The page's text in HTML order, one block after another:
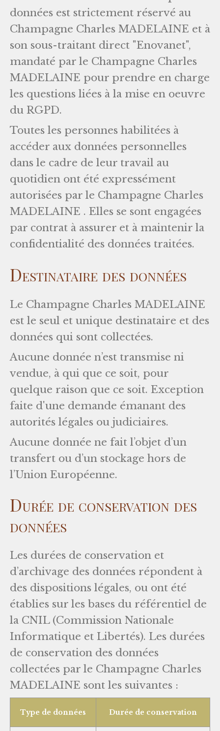
données est strictement réservé au
Champagne Charles MADELAINE et à
son sous-traitant direct "Enovanet",
mandaté par le Champagne Charles
MADELAINE pour prendre en charge
les questions liées à la mise en oeuvre
du RGPD.
Toutes les personnes habilitées à
accéder aux données personnelles
dans le cadre de leur travail au
quotidien ont été expressément
autorisées par le Champagne Charles
MADELAINE . Elles se sont engagées
par contrat à assurer et à maintenir la
confidentialité des données traitées.
Destinataire des données
Le Champagne Charles MADELAINE
est le seul et unique destinataire et des
données qui sont collectées.
Aucune donnée n’est transmise ni
vendue, à qui que ce soit, pour
quelque raison que ce soit. Exception
faite d'une demande émanant des
autorités légales ou judiciaires.
Aucune donnée ne fait l’objet d’un
transfert ou d’un stockage hors de
l’Union Européenne.
Durée de conservation des
données
Les durées de conservation et
d’archivage des données répondent à
des dispositions légales, ou ont été
établies sur les bases du référentiel de
la CNIL (Commission Nationale
Informatique et Libertés). Les durées
de conservation des données
collectées par le Champagne Charles
MADELAINE sont les suivantes :
Type de données Durée de conservation